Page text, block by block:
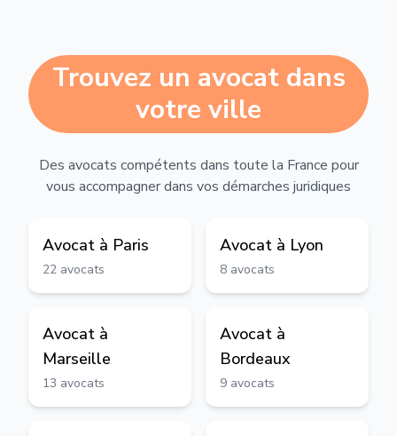
Trouvez un avocat dans
votre ville
Des avocats compétents dans toute la France pour
vous accompagner dans vos démarches juridiques
Avocat à Paris
22 avocats
Avocat à Lyon
8 avocats
Avocat à
Marseille
13 avocats
Avocat à
Bordeaux
9 avocats